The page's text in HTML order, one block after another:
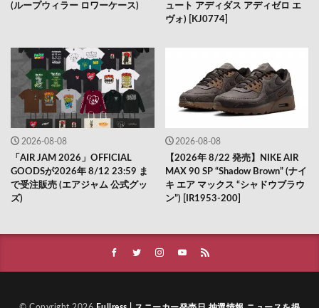
(ループウィラー ロワーケース)
ュート アディダス アディゼロ エ
ヴォ) [KJ0774]
2026-08-08
「AIR JAM 2026」OFFICIAL
GOODSが2026年 8/12 23:59 ま
で受注販売 (エアジャム 公式グッ
ズ)
2026-08-08
【2026年 8/22 発売】NIKE AIR
MAX 90 SP “Shadow Brown” (ナイ
キ エア マックス “シャドウブラウ
ン”) [IR1953-200]